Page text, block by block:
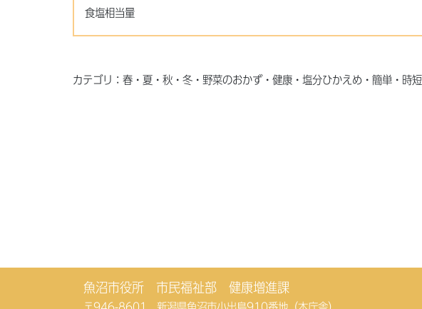
食塩相当量
カテゴリ：春・夏・秋・冬・野菜のおかず・健康・塩分ひかえめ・簡単・時短
魚沼市役所 市民福祉部 健康増進課